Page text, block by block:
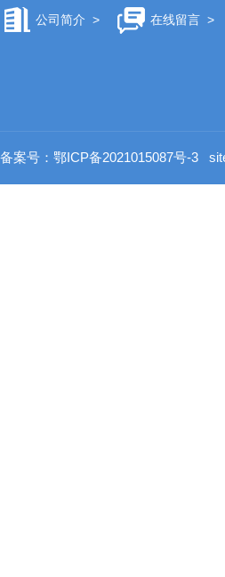
公司简介 > 在线留言>
备案号：鄂ICP备2021015087号-3